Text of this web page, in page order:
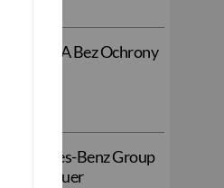
CLASS A Bez Ochrony
Benz Group
SG Issuer